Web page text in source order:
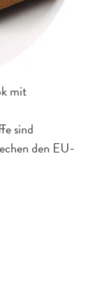
mit
sind
den EU-